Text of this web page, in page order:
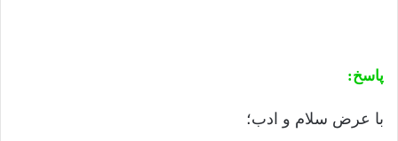
پاسخ:
با عرض سلام و ادب؛